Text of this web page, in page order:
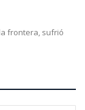
frontera, sufrió